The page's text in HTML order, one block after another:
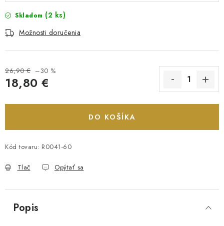
Skladom (2 ks)
Možnosti doručenia
26,90 € –30 %
18,80 €
DO KOŠÍKA
Kód tovaru: R0041-60
Tlač Opýtať sa
Popis